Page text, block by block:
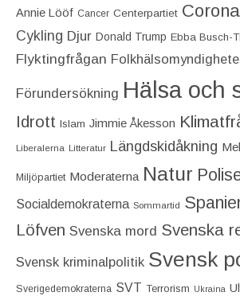
Annie Lööf Cancer Centerpartiet‎ Corona
Cykling Djur Donald Trump Ebba Busch-
Flyktingfrågan
Förundersökning Hälsa och
Idrott Islam Jimmie Åkesson
Liberalerna Litteratur Längdskidåkning
Miljöpartiet Moderaterna Natur
Socialdemokraterna Sommartid
Löfven Svenska mord Svenska
Svensk kriminalpolitik Svensk
Sverigedemokraterna SVT Terrorism Ukraina